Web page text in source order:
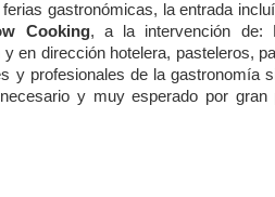
gastronómicas, la entrada
Cooking, a la intervención de:
en dirección hotelera, pasteleros,
profesionales de la gastronomía
y muy esperado por gran